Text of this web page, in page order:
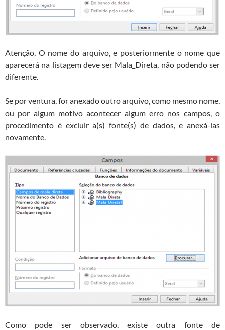
Atenção, O nome do arquivo, e posteriormente o nome que
aparecerá na listagem deve ser Mala_Direta, não podendo ser
diferente.
Se por ventura, for anexado outro arquivo, como mesmo nome,
ou por algum motivo acontecer algum erro nos campos, o
procedimento é excluir a(s) fonte(s) de dados, e anexá-las
novamente.
Como pode ser observado, existe outra fonte de